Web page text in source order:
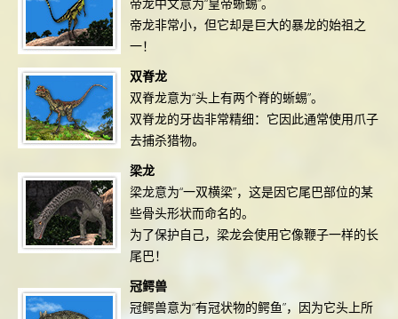
帝龙非常小，但它却是巨大的暴龙的始祖之
一！
双脊龙
双脊龙意为“头上有两个脊的蜥蜴”。
双脊龙的牙齿非常精细：它因此通常使用爪子
去捕杀猎物。
梁龙
梁龙意为“一双横梁”，这是因它尾巴部位的某
些骨头形状而命名的。
为了保护自己，梁龙会使用它像鞭子一样的长
尾巴！
冠鳄兽
冠鳄兽意为“有冠状物的鳄鱼”，因为它头上所